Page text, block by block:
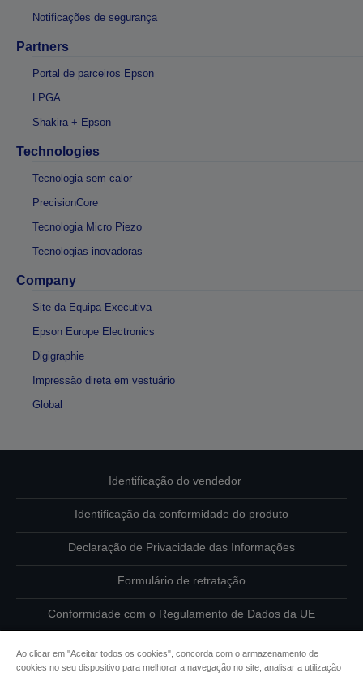
Notificações de segurança
Partners
Portal de parceiros Epson
LPGA
Shakira + Epson
Technologies
Tecnologia sem calor
PrecisionCore
Tecnologia Micro Piezo
Tecnologias inovadoras
Company
Site da Equipa Executiva
Epson Europe Electronics
Digigraphie
Impressão direta em vestuário
Global
Identificação do vendedor
Identificação da conformidade do produto
Declaração de Privacidade das Informações
Formulário de retratação
Conformidade com o Regulamento de Dados da UE
Ao clicar em "Aceitar todos os cookies", concorda com o armazenamento de
cookies no seu dispositivo para melhorar a navegação no site, analisar a utilização